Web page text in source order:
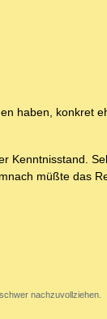
haben, konkret
Kenntnisstand.
müßte das
nachzuvollziehen.